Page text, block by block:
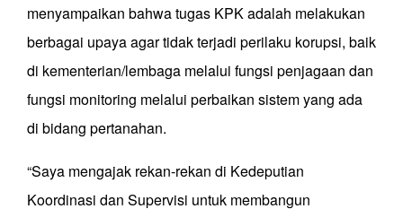
menyampaikan bahwa tugas KPK adalah melakukan
berbagai upaya agar tidak terjadi perilaku korupsi, baik
di kementerian/lembaga melalui fungsi penjagaan dan
fungsi monitoring melalui perbaikan sistem yang ada
di bidang pertanahan.
“Saya mengajak rekan-rekan di Kedeputian
Koordinasi dan Supervisi untuk membangun